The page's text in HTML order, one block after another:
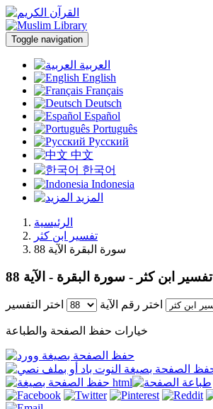
Toggle navigation
العربية
English
Français
Deutsch
Español
Português
Русский
中文
한국어
Indonesia
المزيد
الرئيسية
تفسير ابن كثر
سورة البقرة الآية 88
تفسير ابن كثر - سورة البقرة - الآية 88
اختر رقم الآية اختر التفسير
خيارات حفظ الصفحة والطباعة